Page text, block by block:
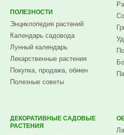
ПОЛЕЗНОСТИ
Энциклопедия растений
Календарь садовода
Лунный календарь
Лекарственные растения
Покупка, продажа, обмен
Полезные советы
ДЕКОРАТИВНЫЕ САДОВЫЕ
РАСТЕНИЯ